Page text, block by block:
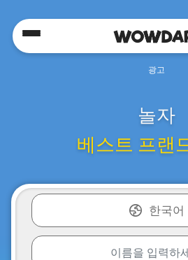
Home
FAQ's
Terms
놀자
베스트 프랜
한국어